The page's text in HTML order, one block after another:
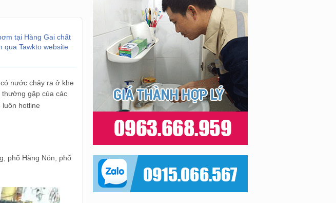
tại Hàng Gai chất
qua Tawkto website
nước chảy ra ở khe
gặp của các
luôn hotline
phố Hàng Nón, phố